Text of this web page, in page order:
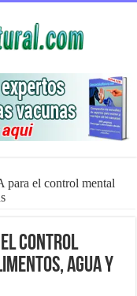
para el control mental
el control
agua y